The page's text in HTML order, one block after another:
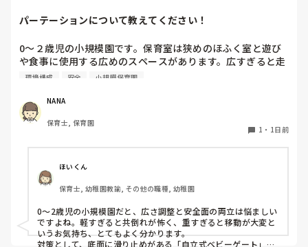
パーテーションについて教えてください！
0〜２歳児の小規模園です。保育室は狭めのほふく室と遊び
や食事に使用する広めのスペースがあります。広すぎると走
り回ったりして落ち着かないので、活動によってパーテーシ
うな素材で軽いので、ちょっと体が当たると倒れたり、つか
まり立ちが不安定な子にとっては共倒れになったりで危険で
す。かと言って固定してしまうと活動によって柔軟に移動す
しっかりした重いものを置いていましたが、移動が大変で使
い勝手が悪く、子どもがぶつかって倒れた時に怖い思いをし
ました。
皆さんの園ではどんなもので工夫されていますか？
環境構成 安全 小規模保育園
NANA
保育士, 保育園
1 ・ 1日前
ほいくん
保育士, 幼稚園教諭, その他の職種, 幼稚園
0〜2歳児の小規模園だと、広さ調整と安全面の両立は悩ましい
ですよね。軽すぎると共倒れが怖く、重すぎると移動が大変と
いうお気持ち、とてもよく分かります。
対策として、底面に滑り止めがある「自立式ベビーゲート」な